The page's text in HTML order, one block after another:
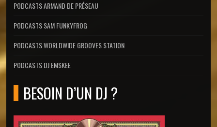
PODCASTS ARMAND DE PRÉSEAU
PODCASTS SAM FUNKYFROG
PODCASTS WORLDWIDE GROOVES STATION
PODCASTS DJ EMSKEE
BESOIN D’UN DJ ?